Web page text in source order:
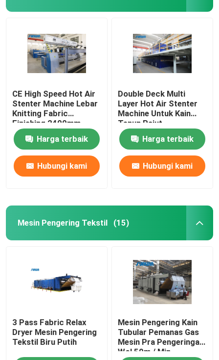
CE High Speed ​​Hot Air
Stenter Machine Lebar
Knitting Fabric
Finishing 2400mm
Harga terbaik
Hubungi kami
Double Deck Multi
Layer Hot Air Stenter
Machine Untuk Kain
Tenun Rajut
Harga terbaik
Hubungi kami
Mesin Pengering Tekstil (15)
3 Pass Fabric Relax
Dryer Mesin Pengering
Tekstil Biru Putih
Mesin Pengering Kain
Tubular Pemanas Gas
Mesin Pra Pengeringan
Wol 50m / Min